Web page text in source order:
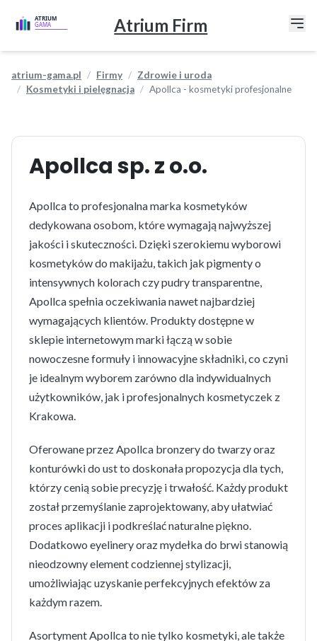
Atrium Firm
atrium-gama.pl Firmy
Zdrowie i uroda
Kosmetyki i pielęgnacja
Apollca - kosmetyki profesjonalne
Apollca sp. z o.o.
Apollca to profesjonalna marka kosmetyków
dedykowana osobom, które wymagają najwyższej
jakości i skuteczności. Dzięki szerokiemu wyborowi
kosmetyków do makijażu, takich jak pigmenty o
intensywnych kolorach czy pudry transparentne,
Apollca spełnia oczekiwania nawet najbardziej
wymagających klientów. Produkty dostępne w
sklepie internetowym marki łączą w sobie
nowoczesne formuły i innowacyjne składniki, co czyni
je idealnym wyborem zarówno dla indywidualnych
użytkowników, jak i profesjonalnych kosmetyczek z
Krakowa.
Oferowane przez Apollca bronzery do twarzy oraz
konturówki do ust to doskonała propozycja dla tych,
którzy cenią sobie precyzję i trwałość. Każdy produkt
został przemyślanie zaprojektowany, aby ułatwiać
proces aplikacji i podkreślać naturalne piękno.
Dodatkowo eyelinery oraz mydełka do brwi stanowią
nieodzowny element codziennej stylizacji,
umożliwiając uzyskanie perfekcyjnych efektów za
każdym razem.
Asortyment Apollca to nie tylko kosmetyki, ale także